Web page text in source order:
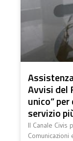
Avvisi del
unico”
servizio
Il Canale Civis